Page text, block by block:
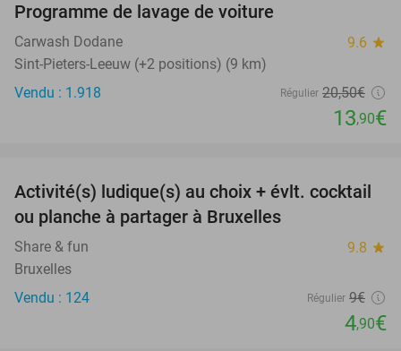
Programme de lavage de voiture
Carwash Dodane 9.6 star
Sint-Pieters-Leeuw (+2 positions) (9 km)
Vendu : 1.918
Régulier 20,50€
13,90€
46%
Activité(s) ludique(s) au choix + évlt. cocktail
ou planche à partager à Bruxelles
Share & fun 9.8 star
Bruxelles
Vendu : 124
Régulier 9€
4,90€